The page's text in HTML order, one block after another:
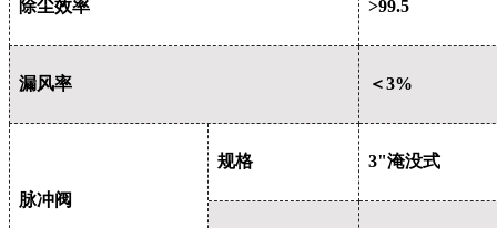
除尘效率 >99.5
漏风率 ＜3%
脉冲阀
规格 3"淹没式